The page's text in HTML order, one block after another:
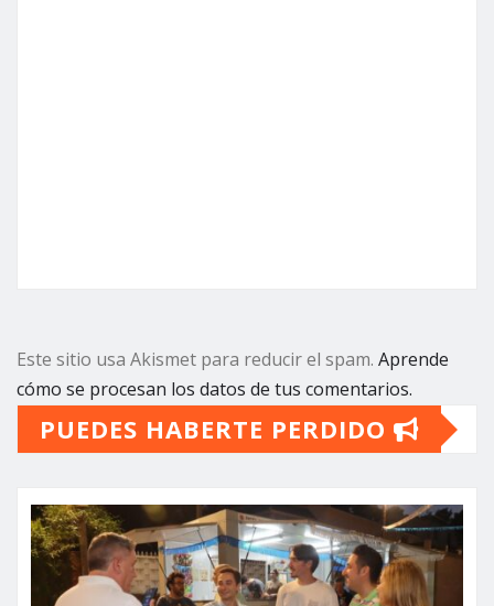
Este sitio usa Akismet para reducir el spam. Aprende
cómo se procesan los datos de tus comentarios.
PUEDES HABERTE PERDIDO